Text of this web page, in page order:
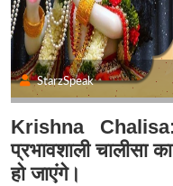
StarzSpeak
Krishna
प्रभावशाली चालीसा
हो जाएंगे।